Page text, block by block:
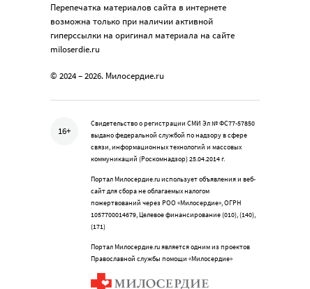
Перепечатка материалов сайта в интернете
возможна только при наличии активной
гиперссылки на оригинал материала на сайте
miloserdie.ru
© 2024 – 2026. Милосердие.ru
16+
Свидетельство о регистрации СМИ Эл № ФС77-57850
выдано федеральной службой по надзору в сфере
связи, информационных технологий и массовых
коммуникаций (Роскомнадзор) 25.04.2014 г.
Портал Милосердие.ru использует объявления и веб-
сайт для сбора не облагаемых налогом
пожертвований через РОО «Милосердие», ОГРН
1057700014679, Целевое финансирование (010), (140),
(171)
Портал Милосердие.ru является одним из проектов
Православной службы помощи «Милосердие»